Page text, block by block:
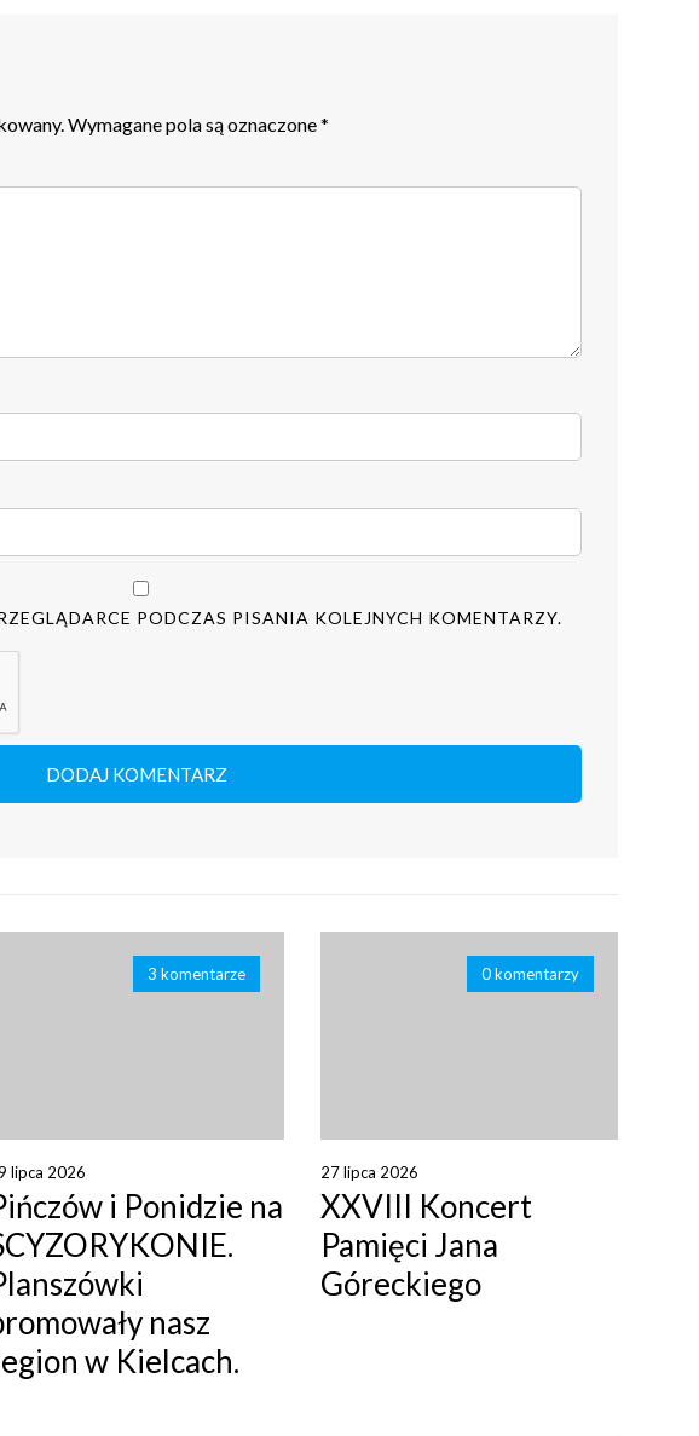
Wymagane pola są oznaczone*
PODCZAS PISANIA KOLEJNYCH KOMENTARZY.
3 komentarze
lipca 2026
i Ponidzie na
nasz
w Kielcach.
0 komentarzy
27 lipca 2026
XXVIII Koncert
Pamięci Jana
Góreckiego